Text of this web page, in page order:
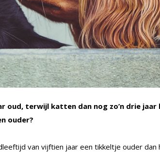
oud, terwijl katten dan nog zo’n drie jaar
ouder?
van vijftien jaar een tikkeltje ouder dan